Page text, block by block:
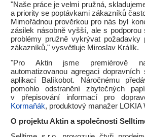
"Naše práce je velmi pružná,
a priority se poptávkami zákazníků
Mimořádnou prověrkou pro nás byl
zásilek násobně vyšší, ale s podporou
problémy pružně vykrývat požadavky
zákazníků," vysvětluje Miroslav Králík.
"Pro Aktin jsme premiérově
automatizovanou agregaci
aplikací Balíkobot. Náročnému
pomohlo odstranění zbytečných
v přepisování informací pro
Kormaňák, produktový manažer LOKIA
O projektu Aktin a společnosti